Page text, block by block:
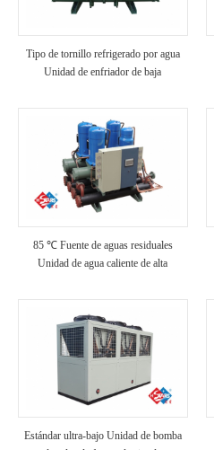
Tipo de tornillo refrigerado por agua
Unidad de enfriador de baja
85 ℃ Fuente de aguas residuales
Unidad de agua caliente de alta
Estándar ultra-bajo Unidad de bomba